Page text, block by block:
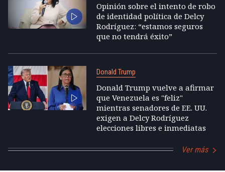
Opinión sobre el intento de robo
de identidad política de Delcy
Rodríguez: “estamos seguros
que no tendrá éxito”
Donald Trump
Donald Trump vuelve a afirmar
que Venezuela es "feliz"
mientras senadores de EE. UU.
exigen a Delcy Rodríguez
elecciones libres e inmediatas
Ver más